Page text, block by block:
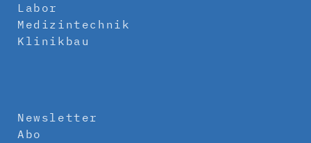
Labor
Medizintechnik
Klinikbau
Newsletter
Abo